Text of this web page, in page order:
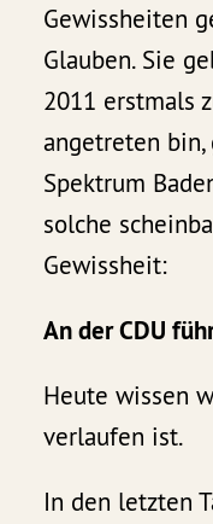
Gewissheiten
Glauben. Sie
2011 erstmals
angetreten
Spektrum
solche
Gewissheit:
An der CDU
Heute wissen
verlaufen ist.
In den letzten